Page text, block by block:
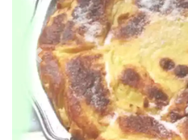
Précédent